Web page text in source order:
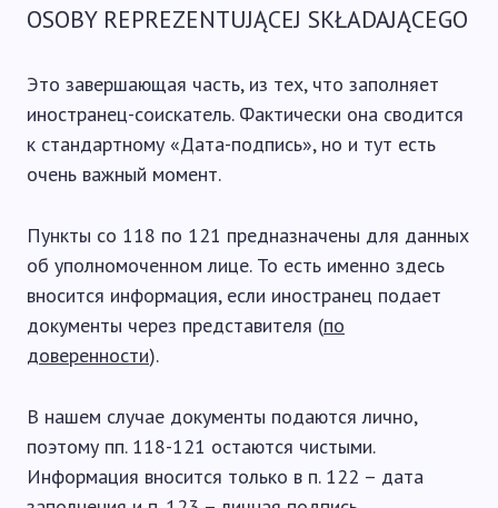
OSOBY REPREZENTUJĄCEJ SKŁADAJĄCEGO
Это завершающая часть, из тех, что заполняет
иностранец-соискатель. Фактически она сводится
к стандартному «Дата-подпись», но и тут есть
очень важный момент.
Пункты со 118 по 121 предназначены для данных
об уполномоченном лице. То есть именно здесь
вносится информация, если иностранец подает
документы через представителя (по
доверенности).
В нашем случае документы подаются лично,
поэтому пп. 118-121 остаются чистыми.
Информация вносится только в п. 122 – дата